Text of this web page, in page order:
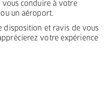
conduire à votre
un aéroport.
disposition et ravis de vous
votre expérience